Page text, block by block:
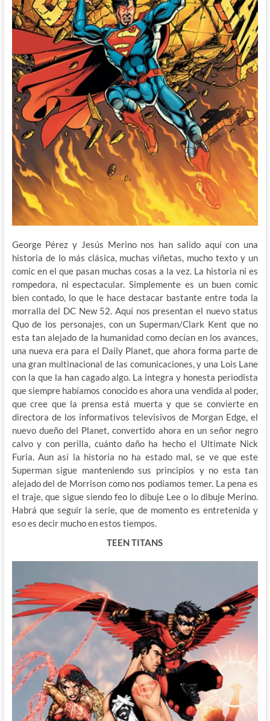
George Pérez y Jesús Merino nos han salido aquí con una
historia de lo más clásica, muchas viñetas, mucho texto y un
comic en el que pasan muchas cosas a la vez. La historia ni es
rompedora, ni espectacular. Simplemente es un buen comic
bien contado, lo que le hace destacar bastante entre toda la
morralla del DC New 52. Aquí nos presentan el nuevo status
Quo de los personajes, con un Superman/Clark Kent que no
esta tan alejado de la humanidad como decían en los avances,
una nueva era para el Daily Planet, que ahora forma parte de
una gran multinacional de las comunicaciones, y una Lois Lane
con la que la han cagado algo. La integra y honesta periodista
que siempre habíamos conocido es ahora una vendida al poder,
que cree que la prensa está muerta y que se convierte en
directora de los informativos televisivos de Morgan Edge, el
nuevo dueño del Planet, convertido ahora en un señor negro
calvo y con perilla, cuánto daño ha hecho el Ultimate Nick
Furia. Aun así la historia no ha estado mal, se ve que este
Superman sigue manteniendo sus principios y no esta tan
alejado del de Morrison como nos podíamos temer. La pena es
el traje, que sigue siendo feo lo dibuje Lee o lo dibuje Merino.
Habrá que seguir la serie, que de momento es entretenida y
eso es decir mucho en estos tiempos.
TEEN TITANS